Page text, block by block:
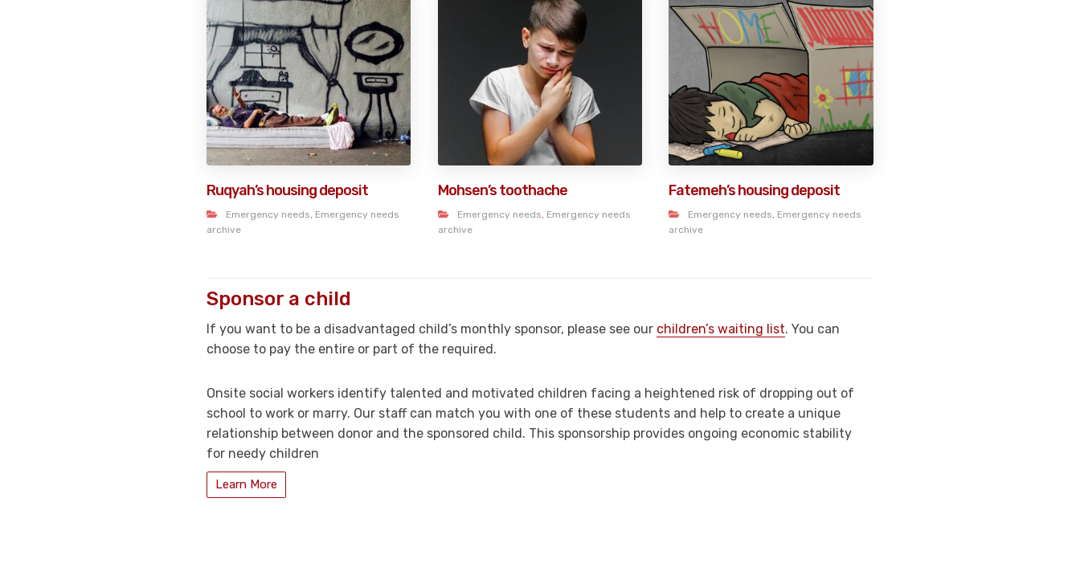
Ruqyah’s housing deposit
Emergency needs Emergency needs
archive
Mohsen’s toothache
Emergency needs Emergency needs
archive
Fatemeh’s housing deposit
Emergency needs Emergency needs
archive
Sponsor a child
If you want to be a disadvantaged child’s monthly sponsor, please see our children’s waiting list. You can
choose to pay the entire or part of the required.
Onsite social workers identify talented and motivated children facing a heightened risk of dropping out of
school to work or marry. Our staff can match you with one of these students and help to create a unique
relationship between donor and the sponsored child. This sponsorship provides ongoing economic stability
for needy children
Learn More